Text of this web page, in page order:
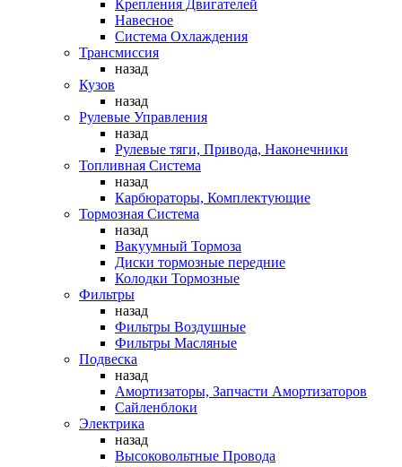
Крепления Двигателей
Навесное
Система Охлаждения
Трансмиссия
назад
Кузов
назад
Рулевые Управления
назад
Рулевые тяги, Привода, Наконечники
Топливная Система
назад
Карбюраторы, Комплектующие
Тормозная Система
назад
Вакуумный Тормоза
Диски тормозные передние
Колодки Тормозные
Фильтры
назад
Фильтры Воздушные
Фильтры Масляные
Подвеска
назад
Амортизаторы, Запчасти Амортизаторов
Сайленблоки
Электрика
назад
Высоковольтные Провода